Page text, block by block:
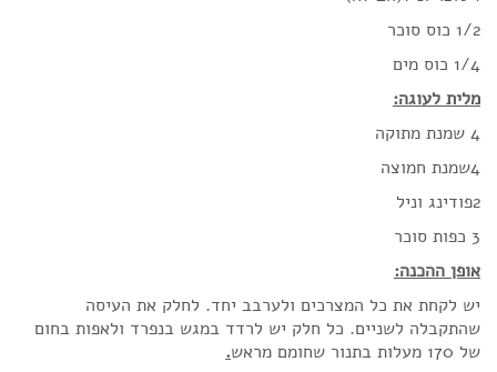
1/2 כוס סוכר
1/4 כוס מים
מלית לעוגה:
4 שמנת מתוקה
4שמנת חמוצה
2פודינג וניל
3 כפות סוכר
אופן ההכנה:
יש לקחת את כל המצרכים ולערבב יחד. לחלק את העיסה
שהתקבלה לשניים. כל חלק יש לרדד במגש בנפרד ולאפות בחום
של 170 מעלות בתנור שחומם מראש
.